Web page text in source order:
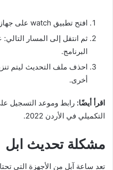
افتح تطبيق watch على جهاز الآيفون الخاص بك.
ثم انتقل إلى المسار
البرنامج.
احذف ملف التحديث ليتم
أخرى.
اقرأ أيضًا: رابط وموعد التسجيل
التكميلي في الأردن 2022.
مشكلة تحديث ابل
تعد ساعة آبل من الأجهزة التي